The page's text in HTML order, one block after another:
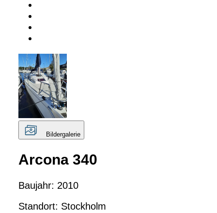
Bildergalerie
Arcona 340
Baujahr: 2010
Standort: Stockholm